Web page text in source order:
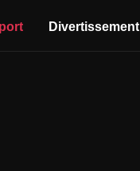
Divertissement